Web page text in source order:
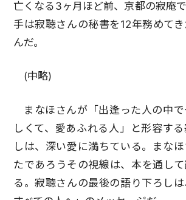
亡くなる3ヶ月ほど前、京都の寂庵
手は寂聴さんの秘書を12年務めて
んだ。
(中略)
まなほさんが「出逢った人の中
しくて、愛あふれる人」と形容す
しは、深い愛に満ちている。まな
たであろうその視線は、本を通し
る。寂聴さんの最後の語り下ろし